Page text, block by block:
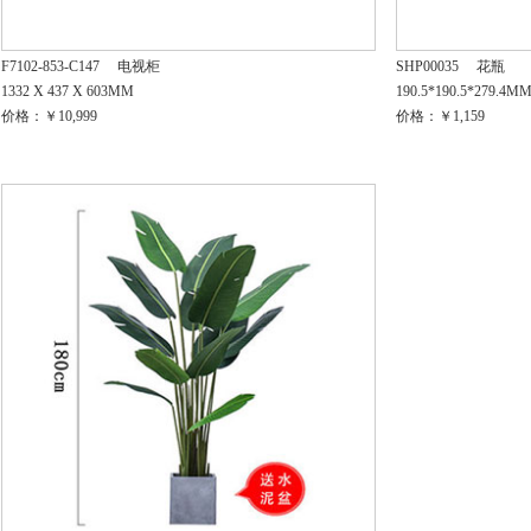
F7102-853-C147
电视柜
1332 X 437 X 603MM
价格：￥10,999
SHP00035
花瓶
价格：￥1,159